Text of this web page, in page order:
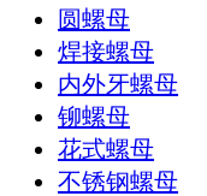
圆螺母
焊接螺母
内外牙螺母
铆螺母
花式螺母
不锈钢螺母